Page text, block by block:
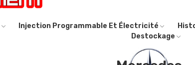
Injection Programmable Et Électricité
Destockage